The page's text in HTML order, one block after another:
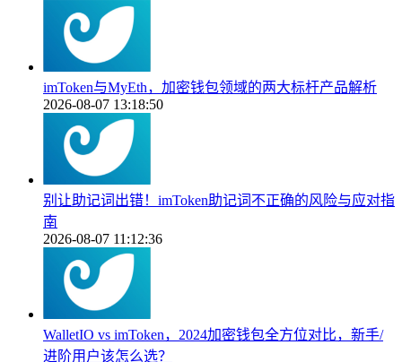
imToken与MyEth，加密钱包领域的两大标杆产品解析
2026-08-07 13:18:50
别让助记词出错！imToken助记词不正确的风险与应对指
南
2026-08-07 11:12:36
WalletIO vs imToken，2024加密钱包全方位对比，新手/
进阶用户该怎么选？